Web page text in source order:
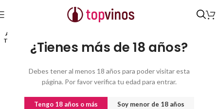
¿Tienes más de 18 años?
Debes tener al menos 18 años para poder visitar esta
página. Por favor verifica tu edad para entrar.
Tengo 18 años o más Soy menor de 18 años
Inicio Destilados y licores /Ron
AGO
TADO